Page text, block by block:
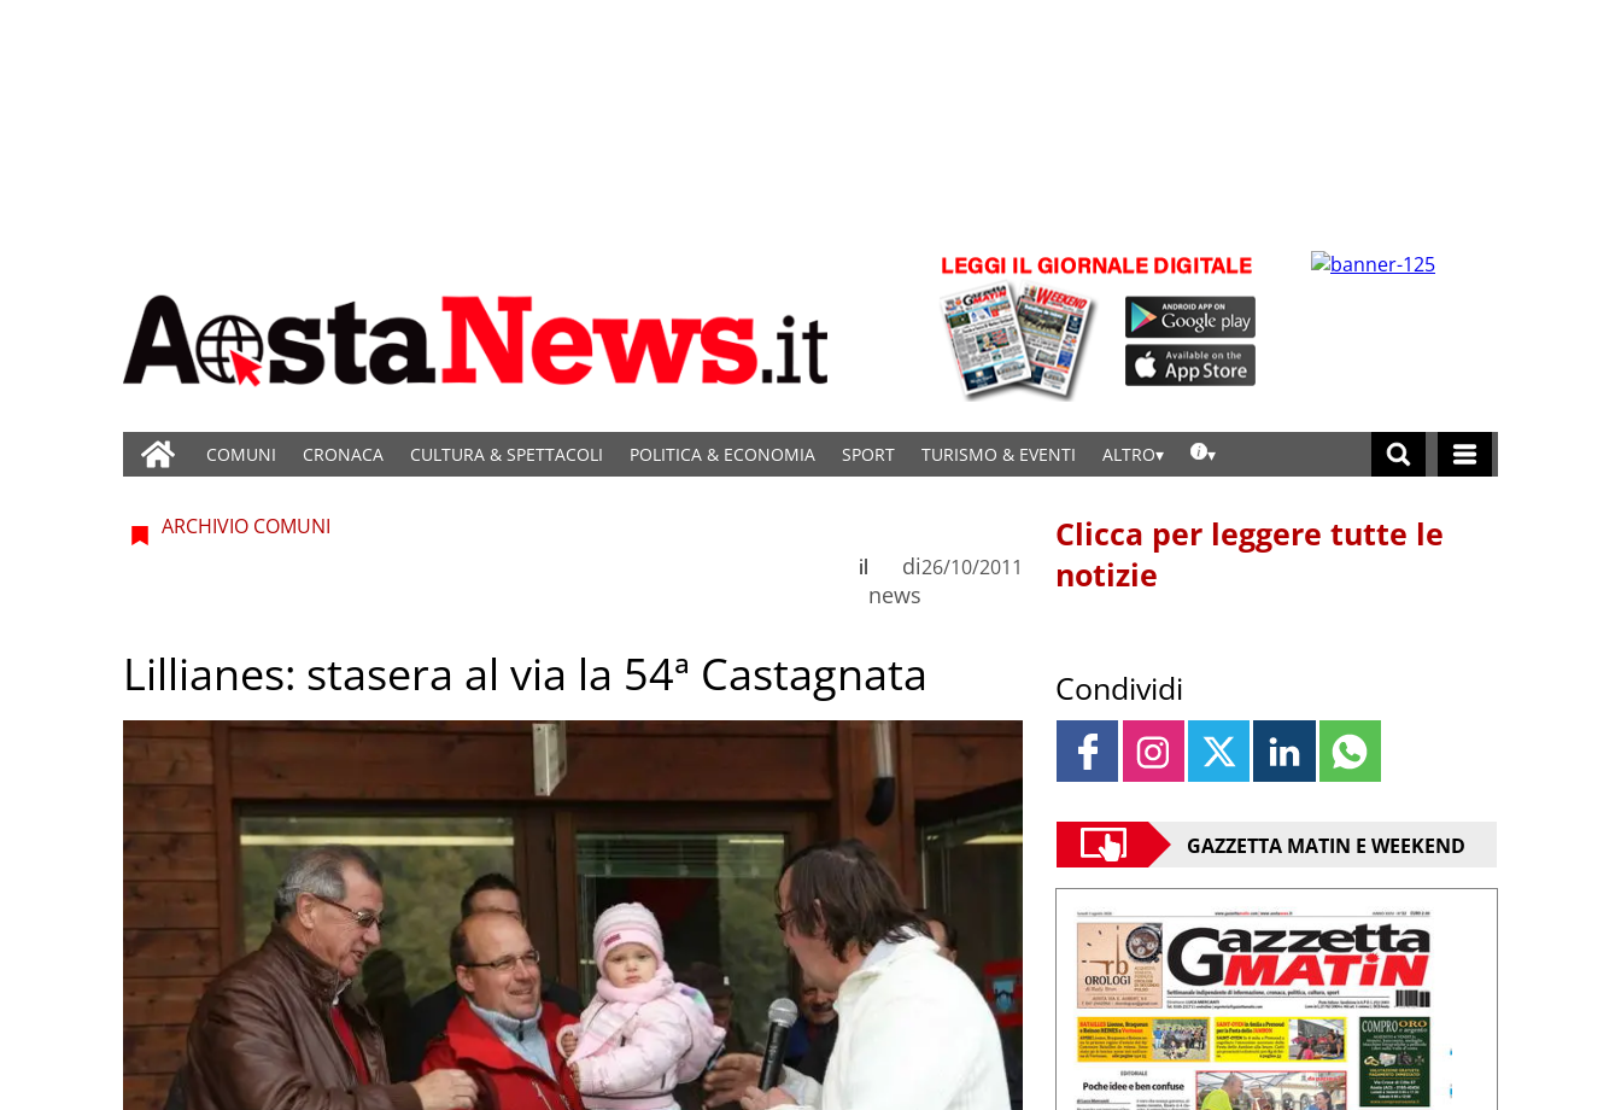
COMUNI CRONACA CULTURA & SPETTACOLI POLITICA & ECONOMIA SPORT TURISMO & EVENTI ALTRO
ARCHIVIO COMUNI
di
news
il 26/10/2011
Lillianes: stasera al via la 54ª Castagnata
Clicca per leggere tutte le
notizie
Condividi
GAZZETTA MATIN E WEEKEND